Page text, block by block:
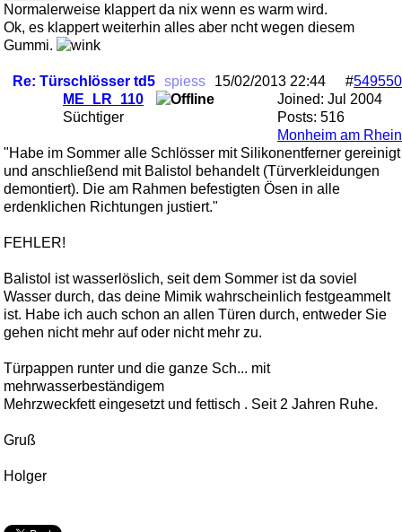
Normalerweise klappert da nix wenn es warm wird.
Ok, es klappert weiterhin alles aber ncht wegen diesem
Gummi.
Re: Türschlösser td5 spiess #549550
15/02/2013 22:44
Joined: Jul 2004
Posts: 516
Monheim am Rhein
ME_LR_110
Süchtiger
"Habe im Sommer alle Schlösser mit Silikonentferner gereinigt
und anschließend mit Balistol behandelt (Türverkleidungen
demontiert). Die am Rahmen befestigten Ösen in alle
erdenklichen Richtungen justiert."
FEHLER!
Balistol ist wasserlöslich, seit dem Sommer ist da soviel
Wasser durch, das deine Mimik wahrscheinlich festgeammelt
ist. Habe ich auch schon an allen Türen durch, entweder Sie
gehen nicht mehr auf oder nicht mehr zu.
Türpappen runter und die ganze Sch... mit
mehrwasserbeständigem
Mehrzweckfett eingesetzt und fettisch . Seit 2 Jahren Ruhe.
Gruß
Holger